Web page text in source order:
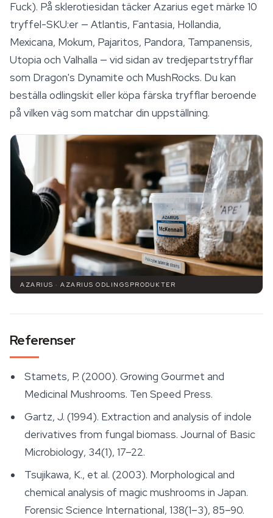
Fuck). På sklerotiesidan täcker Azarius eget märke 10
tryffel-SKU:er — Atlantis, Fantasia, Hollandia,
Mexicana, Mokum, Pajaritos, Pandora, Tampanensis,
Utopia och Valhalla — vid sidan av tredjepartstryfflar
som Dragon's Dynamite och MushRocks. Du kan
beställa odlingskit eller köpa färska tryfflar beroende
på vilken väg som matchar din uppställning.
AZARIUS · AZARIUS ODLINGSPRODUKTER
Referenser
Stamets, P. (2000). Growing Gourmet and
Medicinal Mushrooms. Ten Speed Press.
Gartz, J. (1994). Extraction and analysis of indole
derivatives from fungal biomass. Journal of Basic
Microbiology, 34(1), 17–22.
Tsujikawa, K., et al. (2003). Morphological and
chemical analysis of magic mushrooms in Japan.
Forensic Science International, 138(1–3), 85–90.